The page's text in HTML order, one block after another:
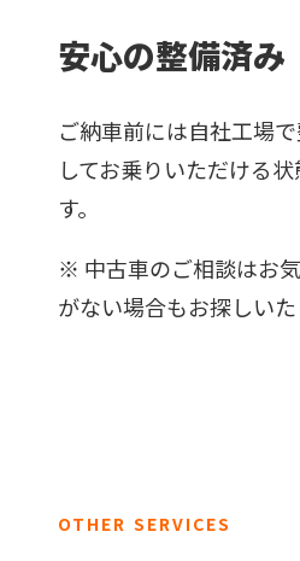
安心の整備済み
ご納車前には自社工場
してお乗りいただける
す。
※ 中古車のご相談はお
がない場合もお探しいた
OTHER SERVICES